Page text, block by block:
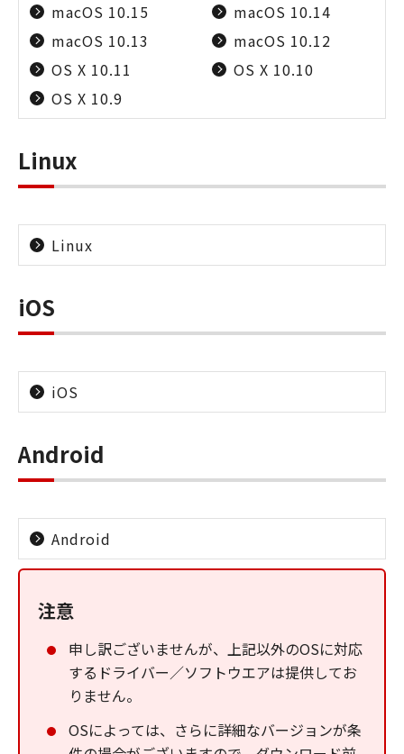
macOS 10.15
macOS 10.14
macOS 10.13
macOS 10.12
OS X 10.11
OS X 10.10
OS X 10.9
Linux
Linux
iOS
iOS
Android
Android
注意
申し訳ございませんが、上記以外のOSに対応
するドライバー／ソフトウエアは提供してお
りません。
OSによっては、さらに詳細なバージョンが条